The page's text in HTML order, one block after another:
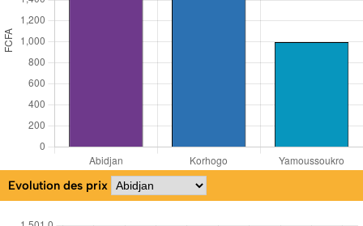
Evolution des prix